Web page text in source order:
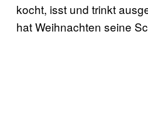
kocht, isst und trinkt
hat Weihnachten seine